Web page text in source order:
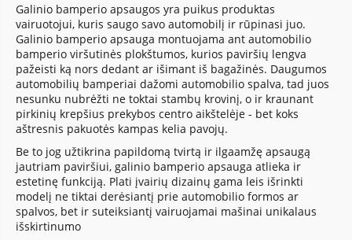
Galinio bamperio apsaugos yra puikus produktas
vairuotojui, kuris saugo savo automobilį ir rūpinasi juo.
Galinio bamperio apsauga montuojama ant automobilio
bamperio viršutinės plokštumos, kurios paviršių lengva
pažeisti ką nors dedant ar išimant iš bagažinės. Daugumos
automobilių bamperiai dažomi automobilio spalva, tad juos
nesunku nubrėžti ne toktai stambų krovinį, o ir kraunant
pirkinių krepšius prekybos centro aikštelėje - bet koks
aštresnis pakuotės kampas kelia pavojų.
Be to jog užtikrina papildomą tvirtą ir ilgaamžę apsaugą
jautriam paviršiui, galinio bamperio apsauga atlieka ir
estetinę funkciją. Plati įvairių dizainų gama leis išrinkti
modelį ne tiktai derėsiantį prie automobilio formos ar
spalvos, bet ir suteiksiantį vairuojamai mašinai unikalaus
išskirtinumo